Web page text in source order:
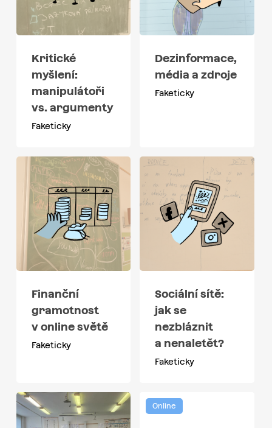
Kritické
myšlení:
manipulátoři
vs. argumenty
Faketicky
Dezinformace,
média a zdroje
Faketicky
Finanční
gramotnost
v online světě
Faketicky
Sociální sítě:
jak se
nezbláznit
a nenaletět?
Faketicky
Online